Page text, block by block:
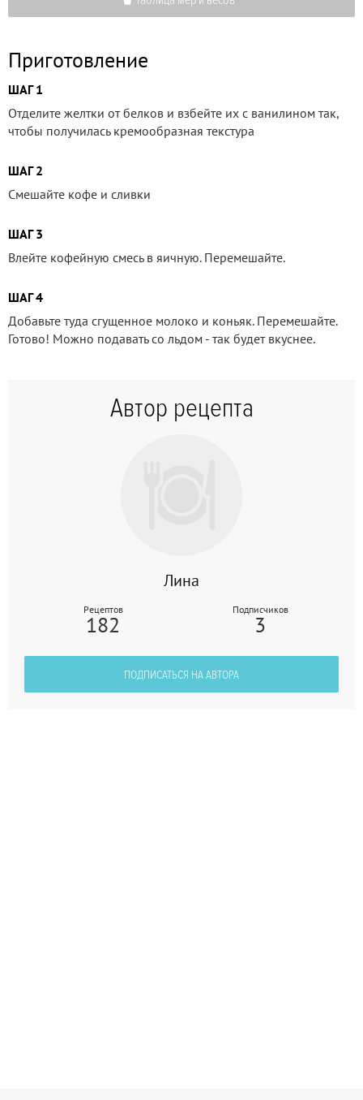
Приготовление
ШАГ 1
Отделите желтки от белков и взбейте их с ванилином так,
чтобы получилась кремообразная текстура
ШАГ 2
Смешайте кофе и сливки
ШАГ 3
Влейте кофейную смесь в яичную. Перемешайте.
ШАГ 4
Добавьте туда сгущенное молоко и коньяк. Перемешайте.
Готово! Можно подавать со льдом - так будет вкуснее.
Автор рецепта
Лина
Рецептов
182
Подписчиков
3
ПОДПИСАТЬСЯ НА АВТОРА